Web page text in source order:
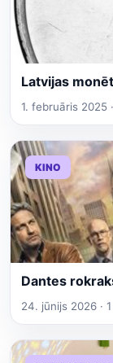
Latvijas
1. februāris 2025
KINO
Dantes
24. jūnijs 2026 ·